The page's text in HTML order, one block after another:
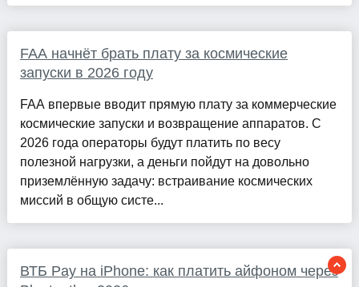
FAA начнёт брать плату за космические
запуски в 2026 году
FAA впервые вводит прямую плату за коммерческие
космические запуски и возвращение аппаратов. С
2026 года операторы будут платить по весу
полезной нагрузки, а деньги пойдут на довольно
приземлённую задачу: встраивание космических
миссий в общую систе...
ВТБ Pay на iPhone: как платить айфоном через